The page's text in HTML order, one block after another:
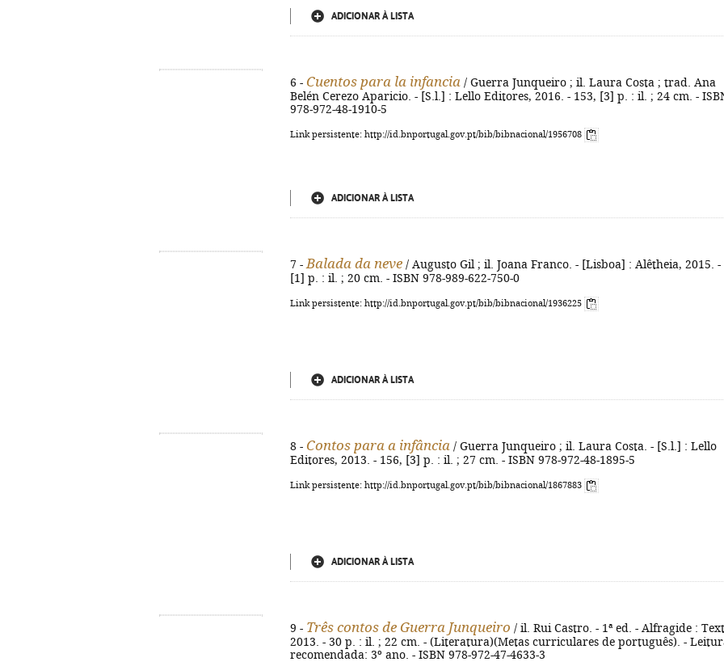
ADICIONAR À LISTA
6 - Cuentos para la infancia / Guerra Junqueiro ; il. Laura Costa ; trad. Ana
Belén Cerezo Aparicio. - [S.l.] : Lello Editores, 2016. - 153, [3] p. : il. ; 24 cm. -
978-972-48-1910-5
Link persistente: http://id.bnportugal.gov.pt/bib/bibnacional/1956708
ADICIONAR À LISTA
7 - Balada da neve / Augusto Gil ; il. Joana Franco. - [Lisboa] : Alêtheia, 2015. -
[1] p. : il. ; 20 cm. - ISBN 978-989-622-750-0
Link persistente: http://id.bnportugal.gov.pt/bib/bibnacional/1936225
ADICIONAR À LISTA
8 - Contos para a infância / Guerra Junqueiro ; il. Laura Costa. - [S.l.] : Lello
Editores, 2013. - 156, [3] p. : il. ; 27 cm. - ISBN 978-972-48-1895-5
Link persistente: http://id.bnportugal.gov.pt/bib/bibnacional/1867883
ADICIONAR À LISTA
9 - Três contos de Guerra Junqueiro / il. Rui Castro. - 1ª ed. - Alfragide :
2013. - 30 p. : il. ; 22 cm. - (Literatura)(Metas curriculares de português). -
recomendada: 3º ano. - ISBN 978-972-47-4633-3